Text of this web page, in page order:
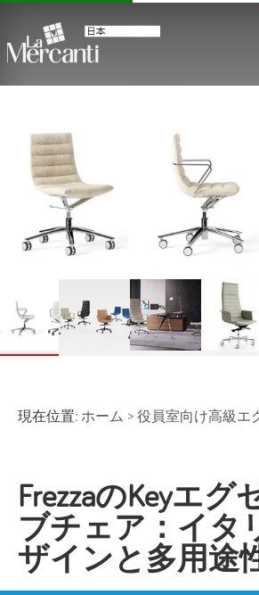
現在位置: ホーム > 役員室向け高級エ
FrezzaのKeyエグ
ブチェア：イタ
ザインと多用途